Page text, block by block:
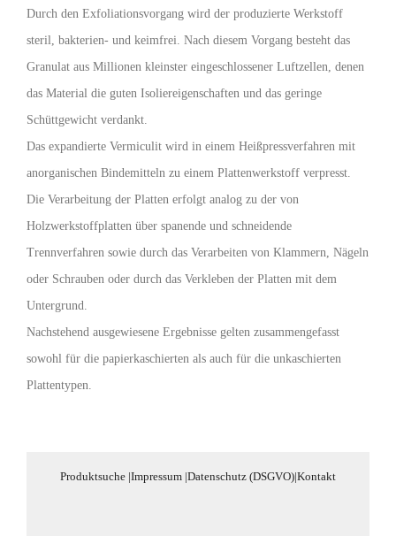
Durch den Exfoliationsvorgang wird der produzierte Werkstoff
steril, bakterien- und keimfrei. Nach diesem Vorgang besteht das
Granulat aus Millionen kleinster eingeschlossener Luftzellen, denen
das Material die guten Isoliereigenschaften und das geringe
Schüttgewicht verdankt.
Das expandierte Vermiculit wird in einem Heißpressverfahren mit
anorganischen Bindemitteln zu einem Plattenwerkstoff verpresst.
Die Verarbeitung der Platten erfolgt analog zu der von
Holzwerkstoffplatten über spanende und schneidende
Trennverfahren sowie durch das Verarbeiten von Klammern, Nägeln
oder Schrauben oder durch das Verkleben der Platten mit dem
Untergrund.
Nachstehend ausgewiesene Ergebnisse gelten zusammengefasst
sowohl für die papierkaschierten als auch für die unkaschierten
Plattentypen.
Produktsuche |Impressum |Datenschutz (DSGVO)|Kontakt